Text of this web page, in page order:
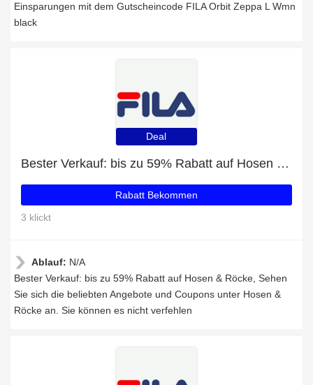
Einsparungen mit dem Gutscheincode FILA Orbit Zeppa L Wmn
black
Deal
Bester Verkauf: bis zu 59% Rabatt auf Hosen & Röcke
Rabatt Bekommen
3 klickt
Ablauf: N/A
Bester Verkauf: bis zu 59% Rabatt auf Hosen & Röcke, Sehen
Sie sich die beliebten Angebote und Coupons unter Hosen &
Röcke an. Sie können es nicht verfehlen